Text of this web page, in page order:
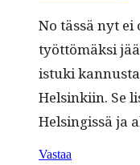
No tässä nyt ei
työt­tömäk­si
is­tu­ki
Helsinki­in. Se
Helsingis­sä ja
Vastaa